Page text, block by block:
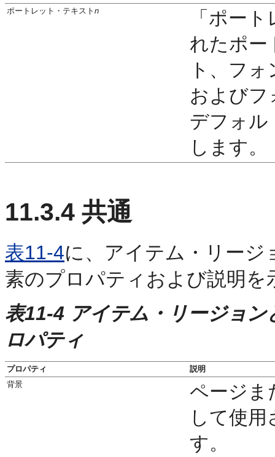
ポートレット・テキスト n
「ポー
れたポー
ト、フ
およびフ
デフォル
します。
11.3.4 共通
表11-4に、アイテム・リー
素のプロパティおよび説明を
表11-4 アイテム・リージョ
ロパティ
プロパティ
説明
背景
ページま
して使
す。